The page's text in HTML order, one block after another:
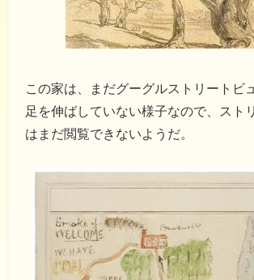
この家は、まだグーグルストリートビ
足を伸ばしていない様子なので、スト
はまだ閲覧できないようだ。